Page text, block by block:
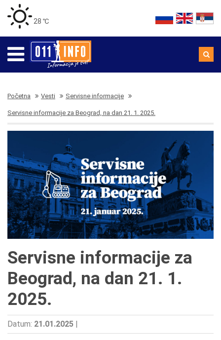
28 ℃
Početna Vesti Servisne informacije
Servisne informacije za Beograd, na dan 21. 1. 2025.
Servisne informacije za
Beograd, na dan 21. 1.
2025.
Datum: 21.01.2025